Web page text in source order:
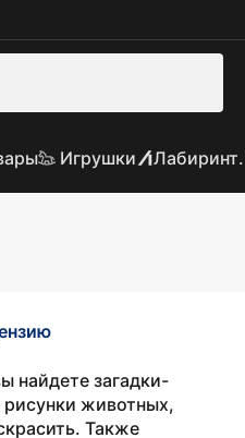
Игрушки
найдете загадки-
рисунки животных,
Также